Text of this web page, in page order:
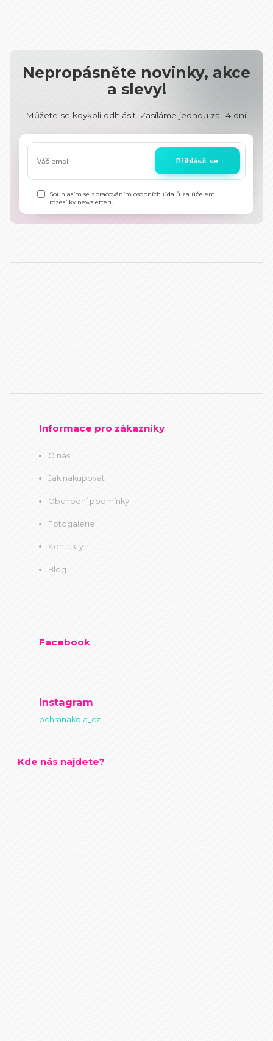
Nepropásněte novinky, akce
a slevy!
Můžete se kdykoli odhlásit. Zasíláme jednou za 14 dní.
Přihlásit se
Souhlasím se zpracováním osobních údajů za účelem
rozesílky newsletteru.
Informace pro zákazníky
O nás
Jak nakupovat
Obchodní podmínky
Fotogalerie
Kontakty
Blog
Facebook
Instagram
ochranakola_cz
Kde nás najdete?